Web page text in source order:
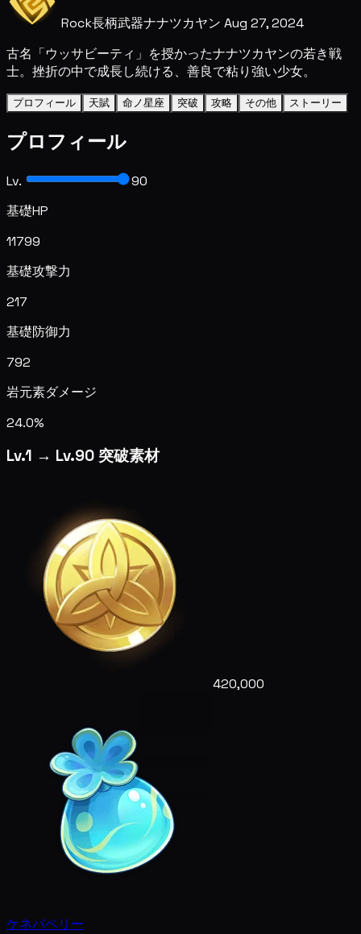
Rock長柄武器ナナツカヤン Aug 27, 2024
古名「ウッサビーティ」を授かったナナツカヤンの若き戦
士。挫折の中で成長し続ける、善良で粘り強い少女。
プロフィール 天賦 命ノ星座 突破 攻略 その他 ストーリー
プロフィール
Lv.
90
基礎HP
11799
基礎攻撃力
217
基礎防御力
792
岩元素ダメージ
24.0%
Lv.1 → Lv.90 突破素材
420,000
ケネパベリー